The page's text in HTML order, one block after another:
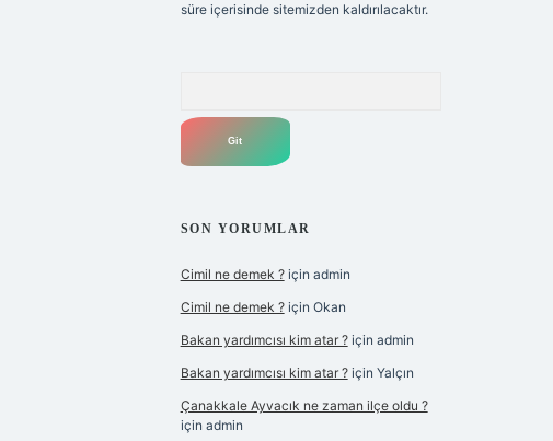
süre içerisinde sitemizden kaldırılacaktır.
SON YORUMLAR
Cimil ne demek ?için admin
Cimil ne demek ?için Okan
Bakan yardımcısı kim atar ?için admin
Bakan yardımcısı kim atar ?için Yalçın
Çanakkale Ayvacık ne zaman ilçe oldu ?
için admin